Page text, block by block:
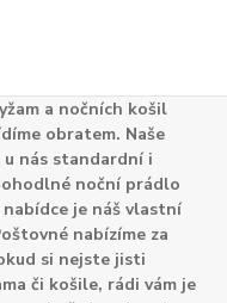
a nočních košil
obratem. Naše
nás standardní i
noční prádlo
je náš vlastní
nabízíme za
si nejste jisti
či košile, rádi vám je